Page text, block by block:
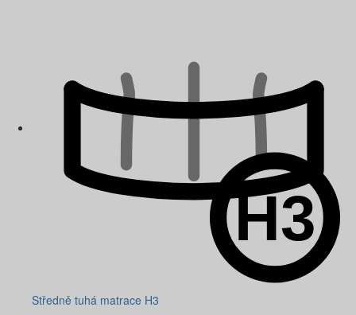
Středně tuhá matrace H3